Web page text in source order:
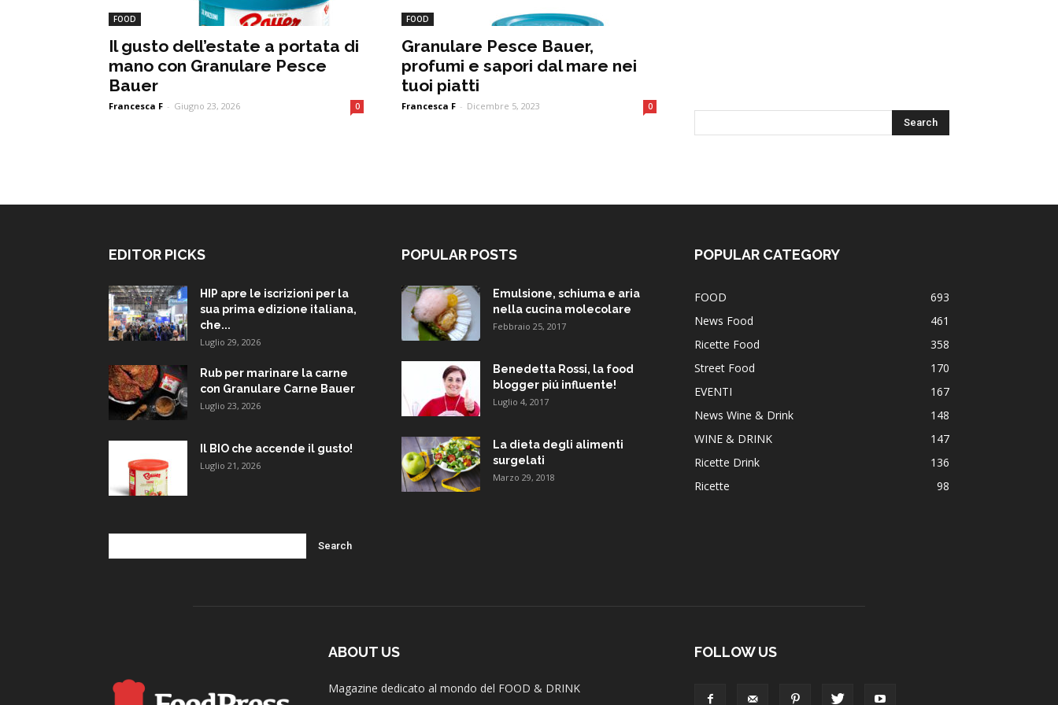
FOOD
Il gusto dell’estate a portata di
mano con Granulare Pesce
Bauer
Francesca F - Giugno 23, 2026 0
FOOD
Granulare Pesce Bauer,
profumi e sapori dal mare nei
tuoi piatti
Francesca F - Dicembre 5, 2023 0
EDITOR PICKS
HIP apre le iscrizioni per la
sua prima edizione italiana,
che...
Luglio 29, 2026
Rub per marinare la carne
con Granulare Carne Bauer
Luglio 23, 2026
Il BIO che accende il gusto!
Luglio 21, 2026
POPULAR POSTS
Emulsione, schiuma e aria
nella cucina molecolare
Febbraio 25, 2017
Benedetta Rossi, la food
blogger piú influente!
Luglio 4, 2017
La dieta degli alimenti
surgelati
Marzo 29, 2018
POPULAR CATEGORY
FOOD
693
News Food
461
Ricette Food
358
Street Food
170
EVENTI
167
News Wine & Drink
148
WINE & DRINK
147
Ricette Drink
136
Ricette
98
ABOUT US
Magazine dedicato al mondo del FOOD & DRINK
FOLLOW US